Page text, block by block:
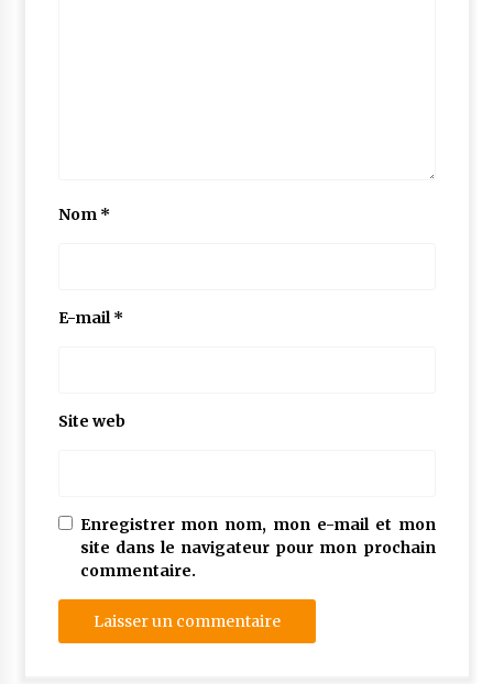
Nom *
E-mail*
Site web
Enregistrer mon nom, mon e-mail et mon
site dans le navigateur pour mon prochain
commentaire.